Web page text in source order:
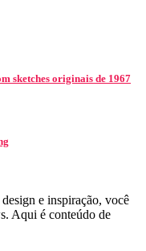
sketches originais de 1967
e inspiração, você
Aqui é conteúdo de